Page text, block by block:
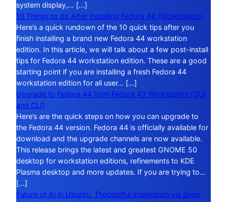
system display,… […]
10 Things to do After Installing Fedora 44 (Workstation)
Here’s a quick rundown of the 10 quick tips after you
finish installing a brand new Fedora 44 workstation
edition. In this article, we will talk about a few post-install
tips for Fedora 44 workstation edition. These are a good
starting point if you are installing a fresh Fedora 44
workstation edition for all user… […]
Upgrade to Fedora 44 from Fedora 43 Workstation (GUI
and CLI)
Here’s are the quick steps on how you can upgrade to
the Fedora 44 version. Fedora 44 is officially available for
download and the upgrade channels are now available.
This release brings the latest and greatest GNOME 50
desktop for workstation editions, refinements to KDE
Plasma desktop and more updates. If you are trying to…
[…]
Future of AI in Ubuntu: Thoughtful Integration via Snap